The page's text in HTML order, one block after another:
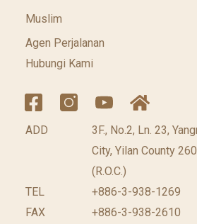
Muslim
Agen Perjalanan
Hubungi Kami
ADD
3F., No.2, Ln. 23,
City, Yilan County
(R.O.C.)
TEL
+886-3-938-1269
FAX
+886-3-938-2610